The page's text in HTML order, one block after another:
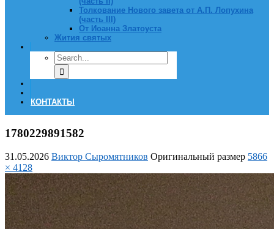
Толкование Нового завета от А.П. Лопухина
(часть III)
От Иоанна Златоуста
Жития святых
КОНТАКТЫ
1780229891582
31.05.2026 Виктор Сыромятников Оригинальный размер 5866
× 4128